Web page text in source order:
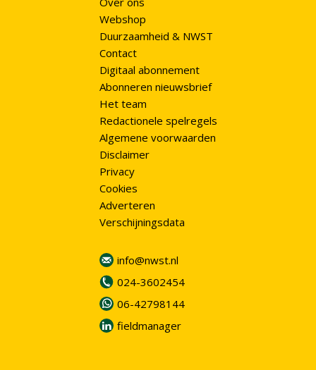
Webshop
Duurzaamheid & NWST
Contact
Digitaal abonnement
Abonneren nieuwsbrief
Het team
Redactionele spelregels
Algemene voorwaarden
Disclaimer
Privacy
Cookies
Adverteren
Verschijningsdata
info@nwst.nl
024-3602454
06-42798144
fieldmanager